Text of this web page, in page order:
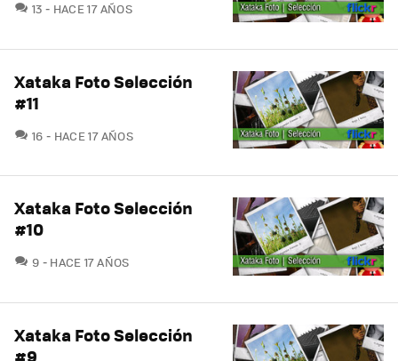
13 COMENTARIOS
HACE 17 AÑOS
Xataka Foto Selección
#11
16 COMENTARIOS
HACE 17 AÑOS
Xataka Foto Selección
#10
9 COMENTARIOS
HACE 17 AÑOS
Xataka Foto Selección
#9